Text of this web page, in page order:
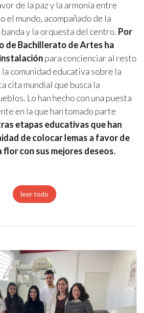
de la paz y la armonía entre
el mundo, acompañado de la
y la orquesta del centro. Por
de Bachillerato de Artes ha
para concienciar al resto
comunidad educativa sobre la
cita mundial que busca la
Lo han hecho con una puesta
en la que han tomado parte
etapas educativas que han
de colocar lemas a favor de
flor con sus mejores deseos.
leer todo